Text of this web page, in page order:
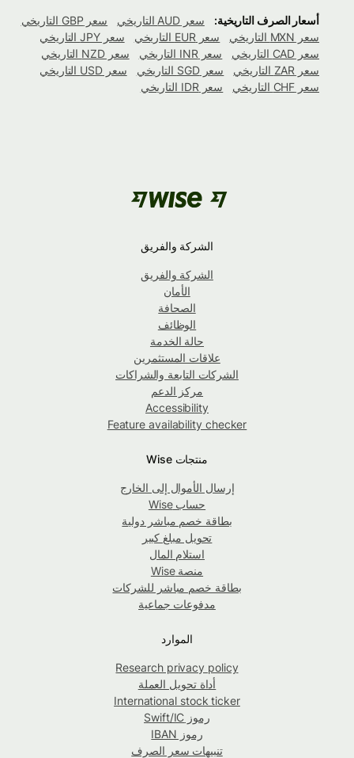
أسعار الصرف التاريخية: سعر AUD التاريخي
سعر GBP التاريخي
سعر MXN التاريخي
سعر EUR التاريخي
سعر JPY التاريخي
سعر CAD التاريخي
سعر INR التاريخي
سعر NZD التاريخي
سعر ZAR التاريخي
سعر SGD التاريخي
سعر USD التاريخي
سعر CHF التاريخي
سعر IDR التاريخي
الشركة والفريق
الشركة والفريق
الأمان
الصحافة
الوظائف
حالة الخدمة
علاقات المستثمرين
الشركات التابعة والشراكات
مركز الدعم
Accessibility
Feature availability checker
منتجات Wise
إرسال الأموال إلى الخارج
حساب Wise
بطاقة خصم مباشر دولية
تحويل مبلغ كبير
استلام المال
منصة Wise
بطاقة خصم مباشر للشركات
مدفوعات جماعية
الموارد
Research privacy policy
أداة تحويل العملة
International stock ticker
رموز Swift/IC
رموز IBAN
تنبيهات سعر الصرف